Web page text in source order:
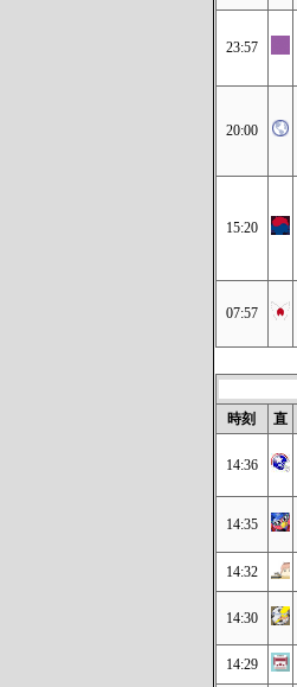
23:57
20:00
15:20
07:57
時刻
直
14:36
14:35
14:32
14:30
14:29